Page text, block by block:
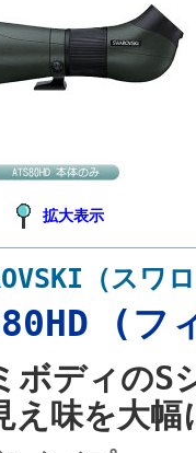
拡大表示
（ス
(フ
ボディのS
え味を大